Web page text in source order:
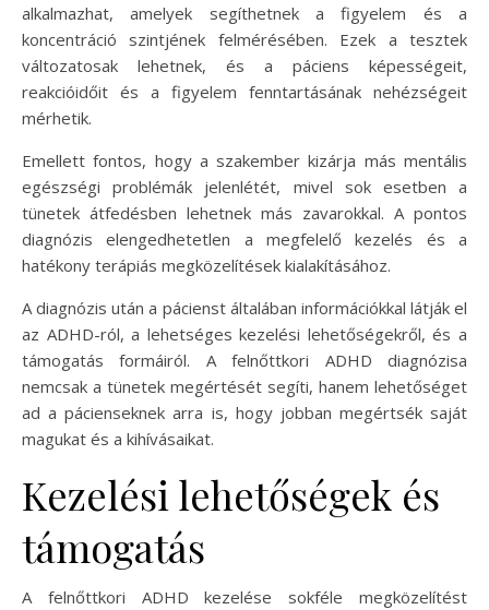
alkalmazhat, amelyek segíthetnek a figyelem és a
koncentráció szintjének felmérésében. Ezek a tesztek
változatosak lehetnek, és a páciens képességeit,
reakcióidőit és a figyelem fenntartásának nehézségeit
mérhetik.
Emellett fontos, hogy a szakember kizárja más mentális
egészségi problémák jelenlétét, mivel sok esetben a
tünetek átfedésben lehetnek más zavarokkal. A pontos
diagnózis elengedhetetlen a megfelelő kezelés és a
hatékony terápiás megközelítések kialakításához.
A diagnózis után a pácienst általában információkkal látják el
az ADHD-ról, a lehetséges kezelési lehetőségekről, és a
támogatás formáiról. A felnőttkori ADHD diagnózisa
nemcsak a tünetek megértését segíti, hanem lehetőséget
ad a pácienseknek arra is, hogy jobban megértsék saját
magukat és a kihívásaikat.
Kezelési lehetőségek és
támogatás
A felnőttkori ADHD kezelése sokféle megközelítést